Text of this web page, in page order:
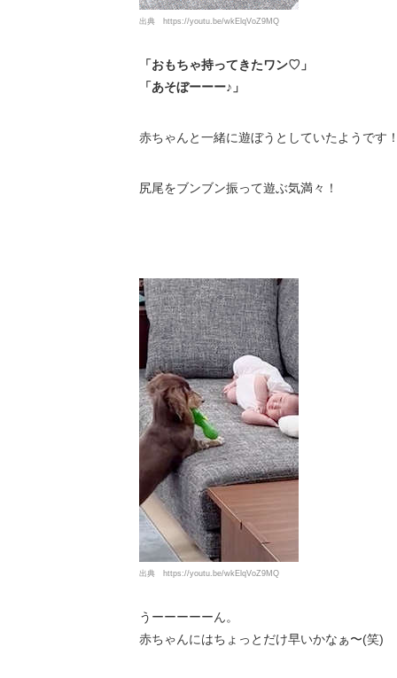
出典 https://youtu.be/wkElqVoZ9MQ
「おもちゃ持ってきたワン♡」
「あそぼーーー♪」
赤ちゃんと一緒に遊ぼうとしていたようです！
尻尾をブンブン振って遊ぶ気満々！
出典 https://youtu.be/wkElqVoZ9MQ
うーーーーーん。
赤ちゃんにはちょっとだけ早いかなぁ〜(笑)